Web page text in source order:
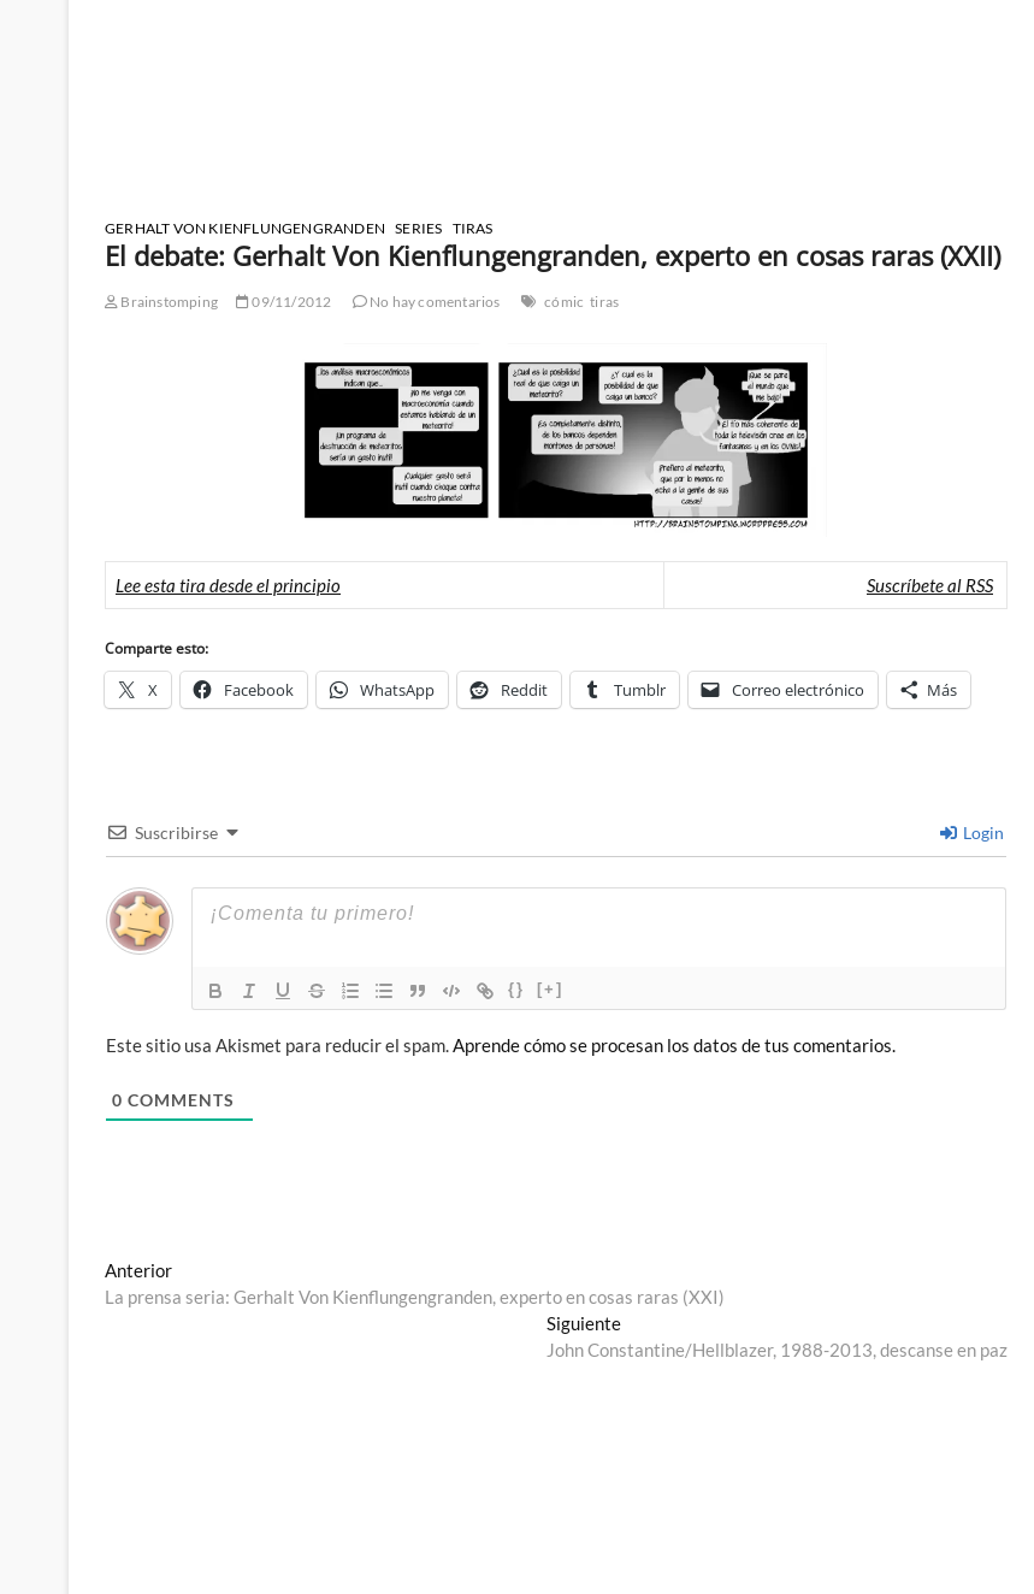
GERHALT VON KIENFLUNGENGRANDEN SERIES TIRAS
El debate: Gerhalt Von Kienflungengranden, experto en cosas raras (XXII)
Brainstomping 09/11/2012 No hay comentarios cómic tiras
Lee esta tira desde el principio Suscríbete al RSS
Comparte esto:
X Facebook WhatsApp Reddit Tumblr Correo electrónico Más
Suscribirse Login
{} [+]
Este sitio usa Akismet para reducir el spam.Aprende cómo se procesan los datos de tus comentarios.
0 COMMENTS
Navegación
de
AnteriorEntrada
anterior:
La prensa seria: Gerhalt Von Kienflungengranden, experto en cosas raras (XXI)
SiguienteEntrada
siguiente:
John Constantine/Hellblazer, 1988-2013, descanse en paz